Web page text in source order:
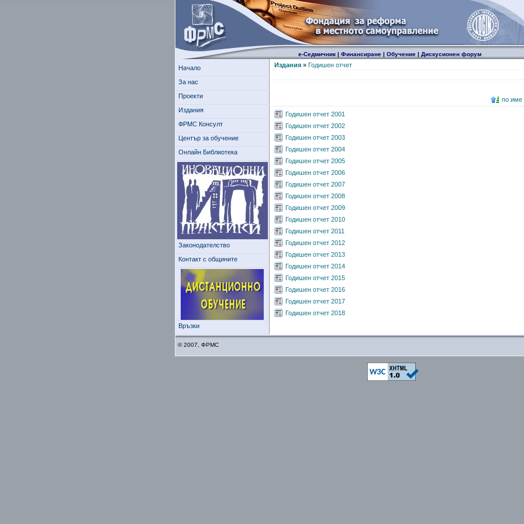
е-Седмичник| Финансиране| Обучение| Дискусионен форум
Начало
За нас
Проекти
Издания
ФРМС Консулт
Център за обучение
Онлайн Библиотека
Законодателство
Контакт с общините
Връзки
Издания» Годишен отчет
по име
Годишен отчет 2001
Годишен отчет 2002
Годишен отчет 2003
Годишен отчет 2004
Годишен отчет 2005
Годишен отчет 2006
Годишен отчет 2007
Годишен отчет 2008
Годишен отчет 2009
Годишен отчет 2010
Годишен отчет 2011
Годишен отчет 2012
Годишен отчет 2013
Годишен отчет 2014
Годишен отчет 2015
Годишен отчет 2016
Годишен отчет 2017
Годишен отчет 2018
© 2007, ФРМС